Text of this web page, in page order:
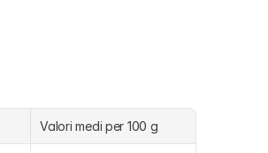
Valori medi per 100 g